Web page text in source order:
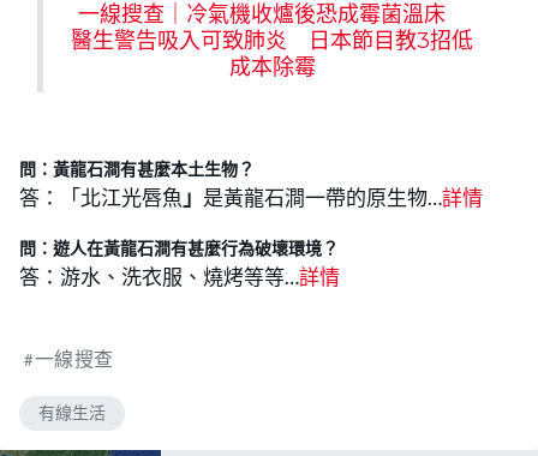
一線搜查｜冷氣機收爐後恐成霉菌溫床
醫生警告吸入可致肺炎 日本節目教3招低
成本除霉
問：黃龍石澗有甚麼本土生物？
答：「北江光唇魚 」 是黃龍石澗一帶的原生物…詳情
問：遊人在黃龍石澗有甚麼行為破壞環境？
答：游水、洗衣服、燒烤等等…詳情
一線搜查
有線生活